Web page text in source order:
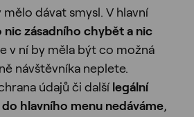
dávat smysl. V hlavní
nic zásadního chybět a nic
v ní by měla být co možná
návštěvníka neplete.
údajů či další legální
hlavního menu nedáváme,